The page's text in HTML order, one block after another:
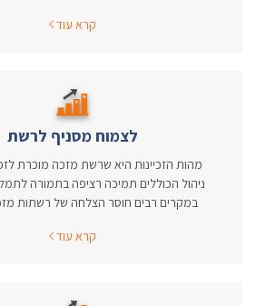
קרא עוד
לצמוח מסניף לרשת
מהות הזכיינות היא שרשת מזכה מוכרת
ניהול הכוללים תמיכה רציפה בתמורה
במקרים רבים חוסר הצלחה של רשתות
קרא עוד